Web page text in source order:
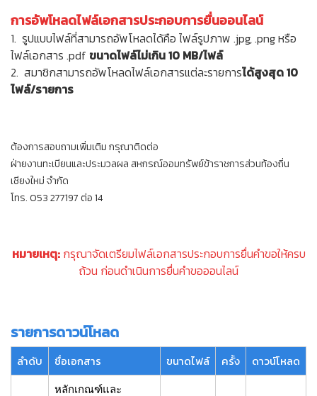
การอัพโหลดไฟล์เอกสารประกอบการยื่นออนไลน์
1. รูปแบบไฟล์ที่สามารถอัพโหลดได้คือ ไฟล์รูปภาพ .jpg, .png หรือ
ไฟล์เอกสาร .pdf ขนาดไฟล์ไม่เกิน 10 MB/ไฟล์
2. สมาชิกสามารถอัพโหลดไฟล์เอกสารแต่ละรายการได้สูงสุด 10
ไฟล์/รายการ
ต้องการสอบถามเพิ่มเติม กรุณาติดต่อ
ฝ่ายงานทะเบียนและประมวลผล สหกรณ์ออมทรัพย์ข้าราชการส่วนท้องถิ่น
เชียงใหม่ จำกัด
โทร. 053 277197 ต่อ 14
หมายเหตุ:กรุณาจัดเตรียมไฟล์เอกสารประกอบการยื่นคำขอให้ครบ
ถ้วน ก่อนดำเนินการยื่นคำขอออนไลน์
รายการดาวน์โหลด
ลำดับ ชื่อเอกสาร ขนาดไฟล์ ครั้ง ดาวน์โหลด
หลักเกณฑ์และ